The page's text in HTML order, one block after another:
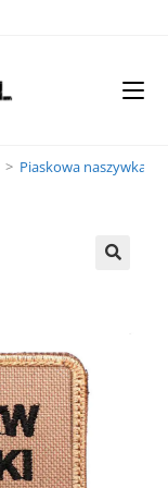
> Piaskowa naszywka